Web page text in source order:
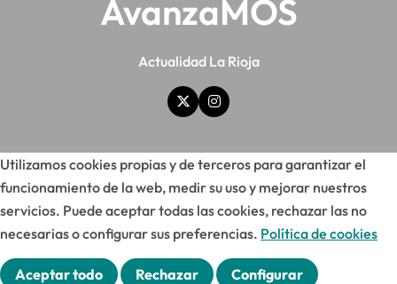
AvanzaMOS
Actualidad La Rioja
Utilizamos cookies propias y de terceros para garantizar el
funcionamiento de la web, medir su uso y mejorar nuestros
servicios. Puede aceptar todas las cookies, rechazar las no
necesarias o configurar sus preferencias. Política de cookies
Aceptar todo Rechazar Configurar